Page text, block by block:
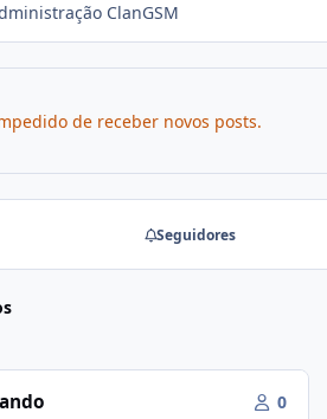
ClanGSM
de receber novos posts.
Seguidores
0